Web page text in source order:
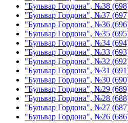
"Бульвар Гордона", №38
"Бульвар Гордона", №37
"Бульвар Гордона", №36
"Бульвар Гордона", №35
"Бульвар Гордона", №34
"Бульвар Гордона", №33
"Бульвар Гордона", №32
"Бульвар Гордона", №31
"Бульвар Гордона", №30
"Бульвар Гордона", №29
"Бульвар Гордона", №28
"Бульвар Гордона", №27
"Бульвар Гордона", №26